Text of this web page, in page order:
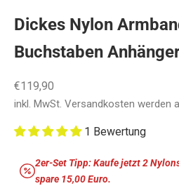
Dickes Nylon
Buchstaben
Angebot
€119,90
inkl. MwSt. Versandkosten werden
1 Bewertung
2er-Set Tipp: Kaufe jetzt 2
spare 15,00 Euro.